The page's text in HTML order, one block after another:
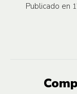
Publicado en